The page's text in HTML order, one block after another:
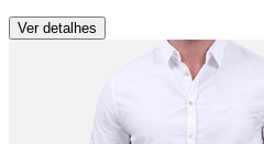
Ver detalhes